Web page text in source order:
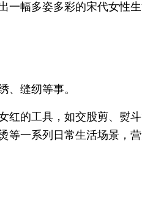
幅多姿多彩的宋代女性生
、缝纫等事。
红的工具，如交股剪、熨
等一系列日常生活场景，